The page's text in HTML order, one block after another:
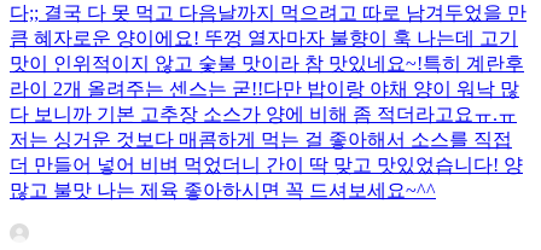
다;; 결국 다 못 먹고 다음날까지 먹으려고 따로 남겨두었을 만
큼 혜자로운 양이에요! 뚜껑 열자마자 불향이 훅 나는데 고기
맛이 인위적이지 않고 숯불 맛이라 참 맛있네요~!특히 계란후
라이 2개 올려주는 센스는 굳!! ​다만 밥이랑 야채 양이 워낙 많
다 보니까 기본 고추장 소스가 양에 비해 좀 적더라고요ㅠ.ㅠ
저는 싱거운 것보다 매콤하게 먹는 걸 좋아해서 소스를 직접
더 만들어 넣어 비벼 먹었더니 간이 딱 맞고 맛있었습니다! 양
많고 불맛 나는 제육 좋아하시면 꼭 드셔보세요~^^